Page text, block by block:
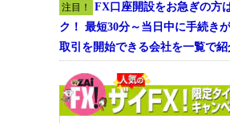
注目！
FX口座開設をお急ぎの方
ク！ 最短30分～当日中に手続き
取引を開始できる会社を一覧で紹